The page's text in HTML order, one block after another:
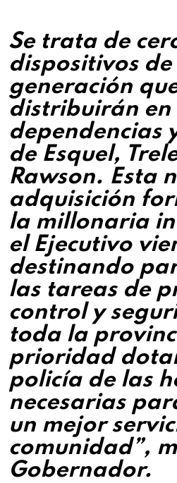
Se trata de
dispositivos
generación
distribuirán en
dependencias
de Esquel,
Rawson. Esta
adquisición
la millonaria
el Ejecutivo
destinando
las tareas de
control y
toda la
prioridad
policía de las
necesarias
un mejor
comunidad”,
Gobernador.